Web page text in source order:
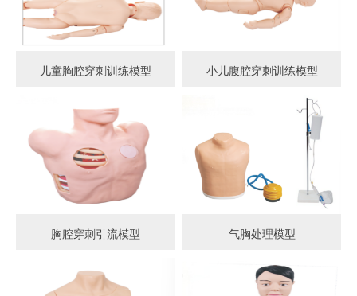
儿童胸腔穿刺训练模型 小儿腹腔穿刺训练模型
胸腔穿刺引流模型 气胸处理模型